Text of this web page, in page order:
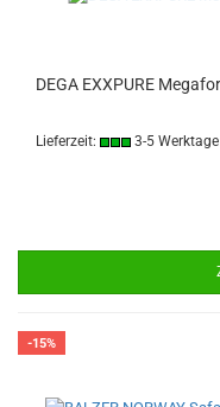
DEGA EXXPURE
Lieferzeit: 3-5
-15%